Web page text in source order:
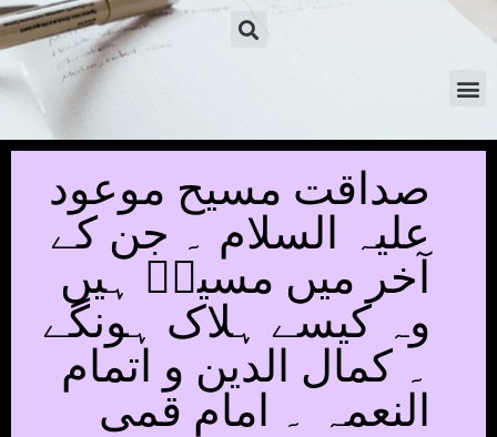
صداقت مسیح موعود
علیہ السلام ۔ جن کے
آخر میں مسیحؑ ہیں
وہ کیسے ہلاک ہونگے
۔ کمال الدین و اتمام
النعمہ ۔ امام قمی